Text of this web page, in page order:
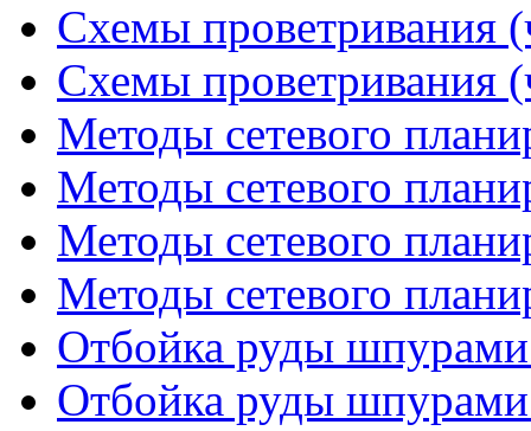
Схемы проветривания
Схемы проветривания
Методы сетевого
Методы сетевого
Методы сетевого
Методы сетевого
Отбойка руды
Отбойка руды